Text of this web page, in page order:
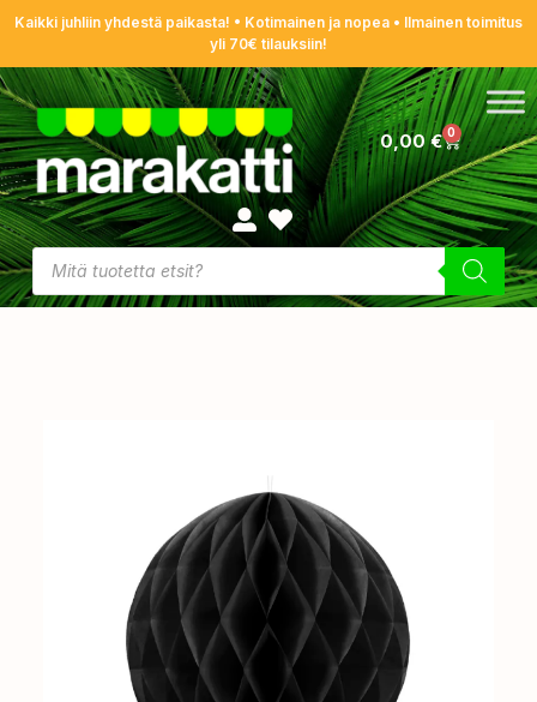
Kaikki juhliin yhdestä paikasta! • Kotimainen ja nopea • Ilmainen toimitus
yli 70€ tilauksiin!
0,00€ 0